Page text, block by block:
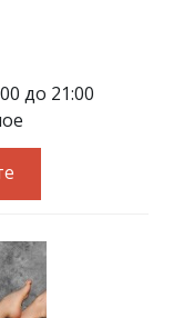
до 21:00